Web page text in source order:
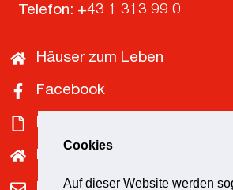
Cookies
Auf dieser Website werden
Telefon: +43 1 313 99 0
Häuser zum Leben
Facebook
Downloads
Pensionist*innenklubs